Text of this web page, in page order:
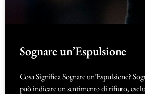
Sognare un’Espulsione
Cosa Significa Sognare un’Espulsione?
può indicare un sentimento di rifiuto,